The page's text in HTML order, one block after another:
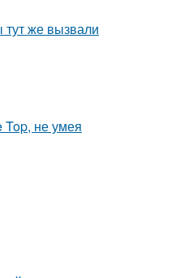
тут же вызвали
Top, не умея